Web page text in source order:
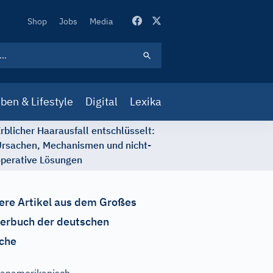
Secondary
Shop Jobs Media
& Lifestyle Digital Lexika
Haarausfall entschlüsselt:
Mechanismen und nicht-
Lösungen
Artikel aus dem Großes
der deutschen